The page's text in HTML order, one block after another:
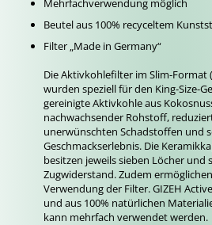
Mehrfachverwendung möglich
Beutel aus 100% recyceltem
Filter „Made in Germany“
Die Aktivkohlefilter im Slim-Format
wurden speziell für den King-Size-
gereinigte Aktivkohle aus
nachwachsender Rohstoff,
unerwünschten Schadstoffen und
Geschmackserlebnis. Die
besitzen jeweils sieben Löcher
Zugwiderstand. Zudem
Verwendung der Filter. GIZEH
und aus 100% natürlichen
kann mehrfach verwendet werden.